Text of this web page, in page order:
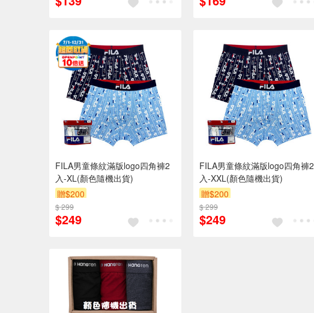
FILA男童條紋滿版logo四角褲2
入-XL(顏色隨機出貨)
贈$200
$ 299
$249
FILA男童條紋滿版logo四角褲2
入-XXL(顏色隨機出貨)
贈$200
$ 299
$249